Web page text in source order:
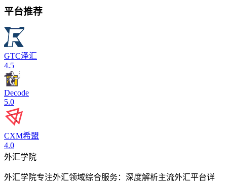
平台推荐
GTC泽汇
4.5
Decode
5.0
CXM希盟
4.0
外汇学院
外汇学院专注外汇领域综合服务：深度解析主流外汇平台详